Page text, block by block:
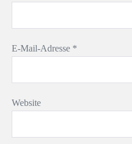
E-Mail-Adresse *
Website